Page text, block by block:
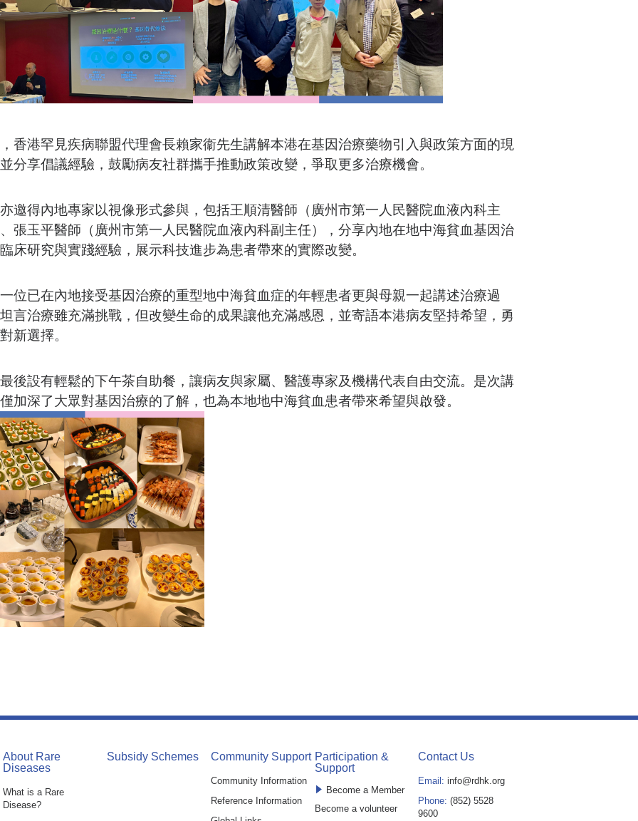
香港罕見疾病聯盟代理會長賴家衞先生講解本港在基因治療藥物引入與政策方面的現
分享倡議經驗，鼓勵病友社群攜手推動政策改變，爭取更多治療機會。
邀得內地專家以視像形式參與，包括王順清醫師（廣州市第一人民醫院血液內科主
張玉平醫師（廣州市第一人民醫院血液內科副主任），分享內地在地中海貧血基因治
床研究與實踐經驗，展示科技進步為患者帶來的實際改變。
位已在內地接受基因治療的重型地中海貧血症的年輕患者更與母親一起講述治療過
言治療雖充滿挑戰，但改變生命的成果讓他充滿感恩，並寄語本港病友堅持希望，勇
新選擇。
後設有輕鬆的下午茶自助餐，讓病友與家屬、醫護專家及機構代表自由交流。是次講
加深了大眾對基因治療的了解，也為本地地中海貧血患者帶來希望與啟發。
About Rare
Diseases
What is a Rare
Disease?
Subsidy Schemes Community Support
Community Information
Reference Information
Participation &
Support
Become a Member
Become a volunteer
Contact Us
Email: info@rdhk.org
Phone: (852) 5528
9600